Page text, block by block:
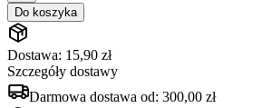
Do koszyka
Dostawa: 15,90 zł
Szczegóły dostawy
Darmowa dostawa od: 300,00 zł